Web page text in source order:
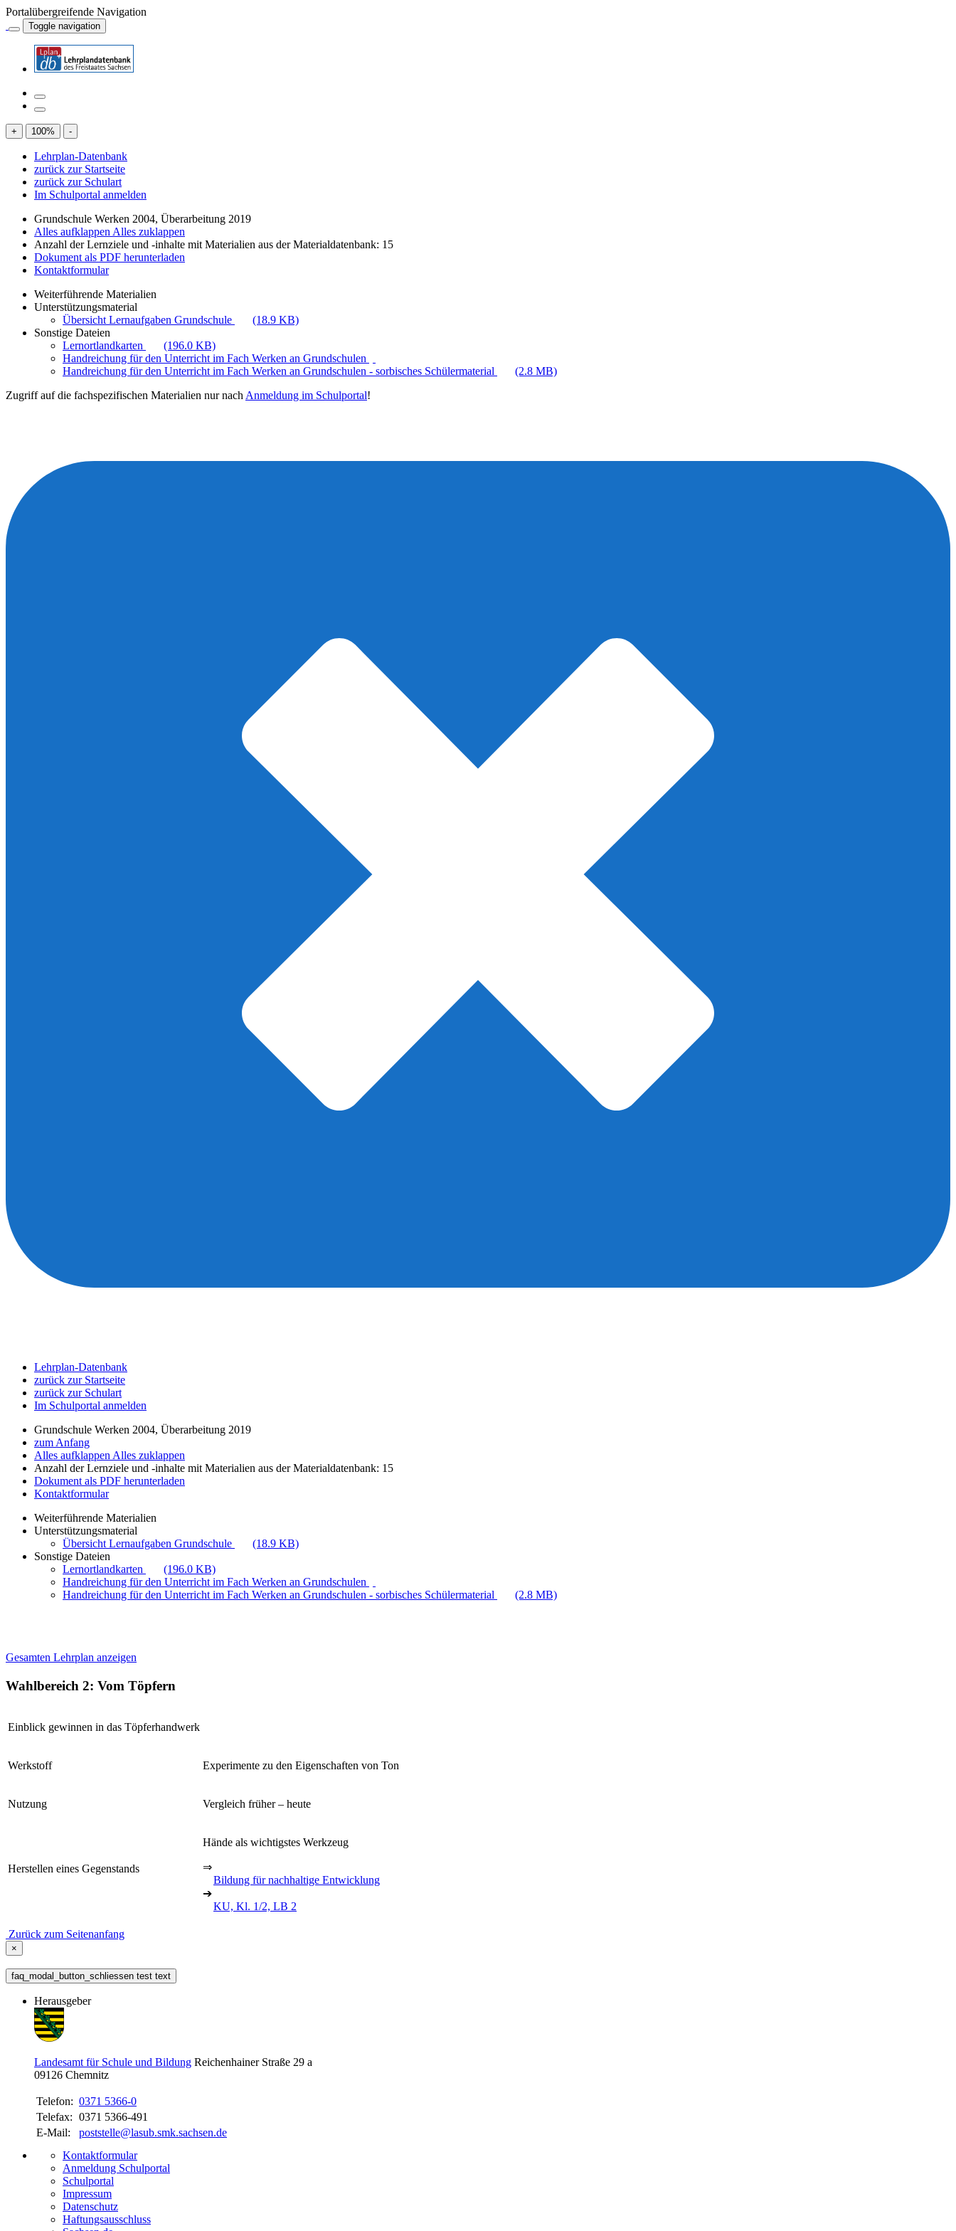
Portalübergreifende Navigation
Toggle navigation
+ 100% -
Lehrplan-Datenbank
zurück zur Startseite
zurück zur Schulart
Im Schulportal anmelden
Grundschule Werken 2004, Überarbeitung 2019
Alles aufklappen Alles zuklappen
Anzahl der Lernziele und -inhalte mit Materialien aus der Materialdatenbank: 15
Dokument als PDF herunterladen
Kontaktformular
Weiterführende Materialien
Unterstützungsmaterial
Übersicht Lernaufgaben Grundschule
(18.9 KB)
Sonstige Dateien
Lernortlandkarten
(196.0 KB)
Handreichung für den Unterricht im Fach Werken an Grundschulen
Handreichung für den Unterricht im Fach Werken an Grundschulen - sorbisches Schülermaterial
(2.8 MB)
Zugriff auf die fachspezifischen Materialien nur nach Anmeldung im Schulportal!
Lehrplan-Datenbank
zurück zur Startseite
zurück zur Schulart
Im Schulportal anmelden
Grundschule Werken 2004, Überarbeitung 2019
zum Anfang
Alles aufklappen Alles zuklappen
Anzahl der Lernziele und -inhalte mit Materialien aus der Materialdatenbank: 15
Dokument als PDF herunterladen
Kontaktformular
Weiterführende Materialien
Unterstützungsmaterial
Übersicht Lernaufgaben Grundschule
(18.9 KB)
Sonstige Dateien
Lernortlandkarten
(196.0 KB)
Handreichung für den Unterricht im Fach Werken an Grundschulen
Handreichung für den Unterricht im Fach Werken an Grundschulen - sorbisches Schülermaterial
(2.8 MB)
Gesamten Lehrplan anzeigen
Wahlbereich 2: Vom Töpfern
Einblick gewinnen in das Töpferhandwerk
Werkstoff Experimente zu den Eigenschaften von Ton
Nutzung Vergleich früher – heute
Herstellen eines Gegenstands
Hände als wichtigstes Werkzeug
⇒
Bildung für nachhaltige Entwicklung
➔
KU, Kl. 1/2, LB 2
Zurück zum Seitenanfang
×
faq_modal_button_schliessen test text
Herausgeber
Landesamt für Schule und Bildung Reichenhainer Straße 29 a
09126 Chemnitz
Telefon: 0371 5366-0
Telefax: 0371 5366-491
E-Mail:
poststelle@lasub.smk.sachsen.de
Kontaktformular
Anmeldung Schulportal
Schulportal
Impressum
Datenschutz
Haftungsausschluss